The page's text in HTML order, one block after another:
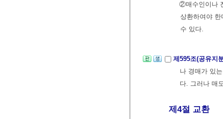
②매수인이나
상환하여야
수 있다.
제595조(공유지
나 경매가 있
다. 그러나 매
제4절 교환